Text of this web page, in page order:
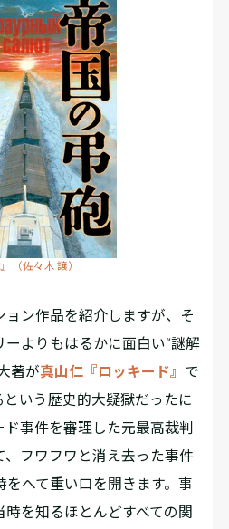
（佐々木 譲）
ン作品を紹介しますが、そ
よりもはるかに面白い“謎解
著が真山仁『ロッキード』 で
いう歴史的大疑獄だったに
ド事件を審理した元最高裁判
フワフワと消え去った事件
へて重い口を開きます。事
を知るほとんどすべての関